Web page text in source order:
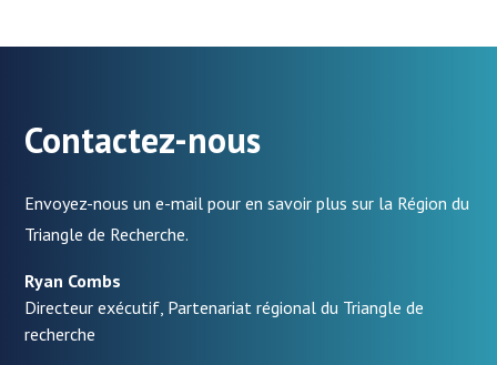
Contactez-nous
Envoyez-nous un e-mail pour en savoir plus sur la Région du
Triangle de Recherche.
Ryan Combs
Directeur exécutif, Partenariat régional du Triangle de
recherche